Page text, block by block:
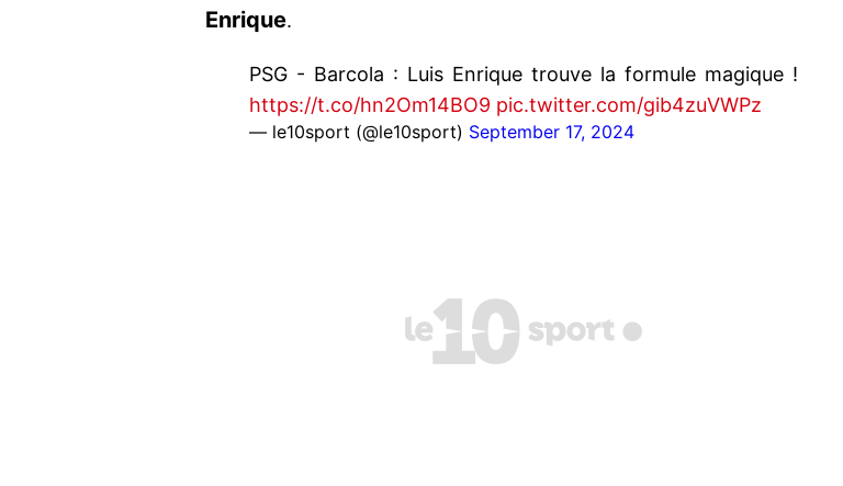
Enrique.
PSG - Barcola : Luis Enrique trouve la formule magique !
https://t.co/hn2Om14BO9 pic.twitter.com/gib4zuVWPz
— le10sport (@le10sport) September 17, 2024